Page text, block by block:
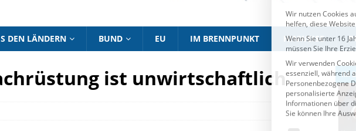
DEN LÄNDERN BUND EU IM BRENNPUNKT HINWEISE
ist unwirtschaftlich
IM BRENNPUNKT IM
Sie können Ihre
Es folgt eine
Essenziell